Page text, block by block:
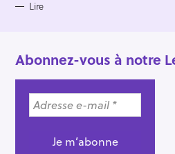
S Lire
Abonnez-vous à notre